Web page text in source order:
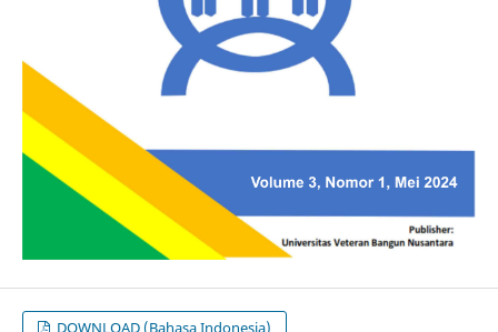
DOWNLOAD (Bahasa Indonesia)